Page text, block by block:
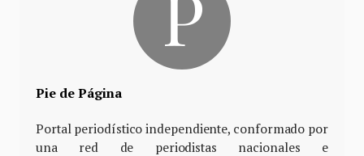
Pie de Página
Portal periodístico independiente, conformado por
una red de periodistas nacionales e